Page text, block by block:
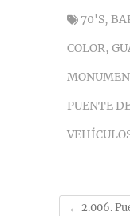
o
k
k
p
70'S,
COLOR,
PUENTE
← 2.006.